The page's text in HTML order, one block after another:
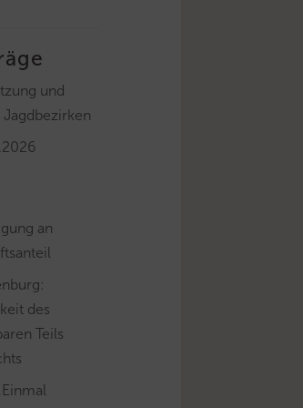
und
Jagdbezirken
an
des
Teils